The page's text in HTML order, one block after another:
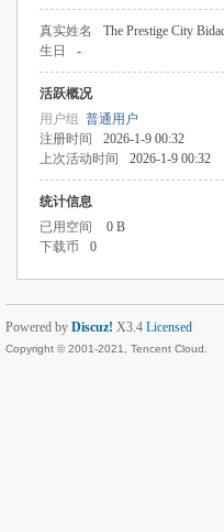
真实姓名 The Prestige City
生日
-
活跃概况
用户组 普通用户
注册时间
2026-1-9 00:32
上次活动时间
2026-1-9 00:32
统计信息
已用空间
0 B
下载币
0
Powered by Discuz! X3.4 Licensed
Copyright © 2001-2021, Tencent Cloud.